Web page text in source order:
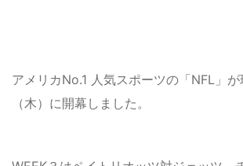
アメリカNo.1 人気スポーツの「NFL」
（木）に開幕しました。